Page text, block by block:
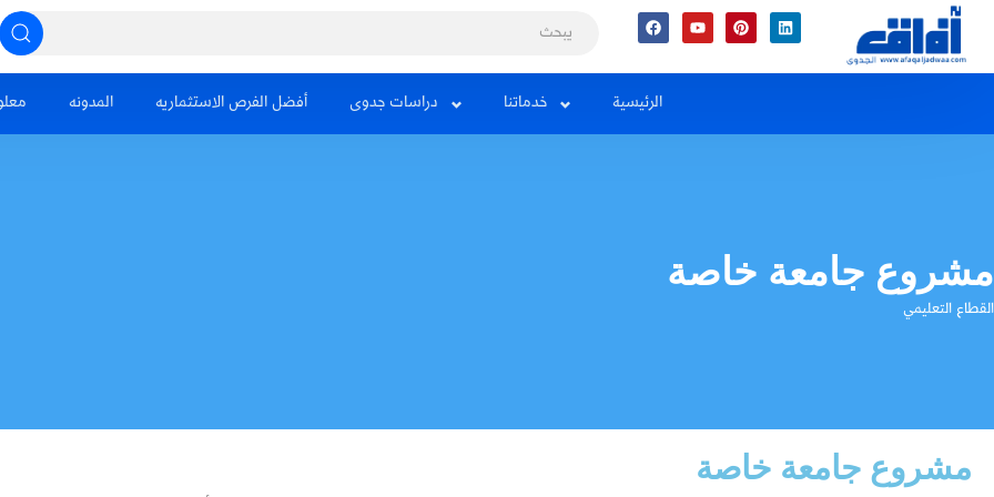
المدونه أفضل الفرص الاستثماريه دراسات جدوى خدماتنا الرئيسية
مشروع جامعة خاصة
القطاع التعليمي
مشروع جامعة خاصة